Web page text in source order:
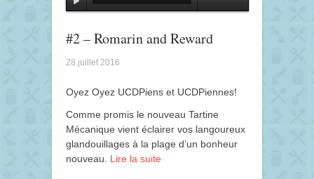
#2 – Romarin and Reward
28 juillet 2016
Oyez Oyez UCDPiens et UCDPiennes!
Comme promis le nouveau Tartine
Mécanique vient éclairer vos langoureux
glandouillages à la plage d’un bonheur
nouveau. Lire la suite